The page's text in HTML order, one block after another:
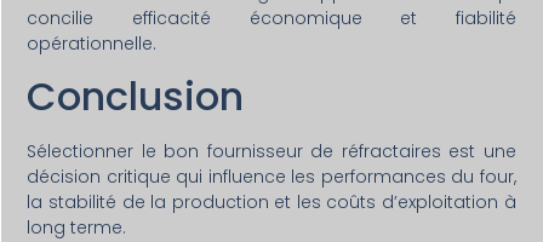
concilie efficacité économique et fiabilité
opérationnelle.
Conclusion
Sélectionner le bon fournisseur de réfractaires est une
décision critique qui influence les performances du four,
la stabilité de la production et les coûts d’exploitation à
long terme.